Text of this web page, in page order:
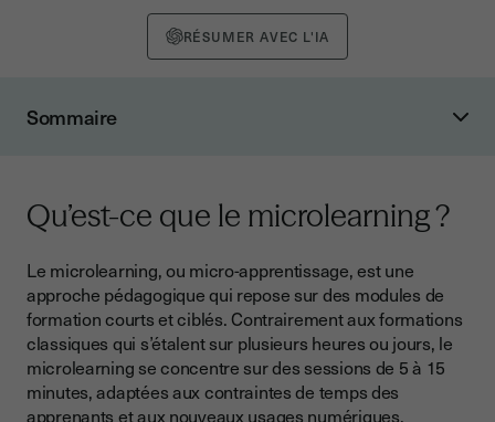
RÉSUMER AVEC L'IA
Sommaire
Un format adapté aux nouvelles méthodes d’apprentissage
1. Une formation rapide et flexible
2. Un engagement renforcé grâce à des formats interactifs
3. Un apprentissage en continu pour plus d’efficacité
4. Une formation plus économique pour l’entreprise
Qu’est-ce que le microlearning ?
Le microlearning, ou micro-apprentissage, est une
approche pédagogique qui repose sur des modules de
formation courts et ciblés. Contrairement aux formations
classiques qui s’étalent sur plusieurs heures ou jours, le
microlearning se concentre sur des sessions de 5 à 15
minutes, adaptées aux contraintes de temps des
apprenants et aux nouveaux usages numériques.